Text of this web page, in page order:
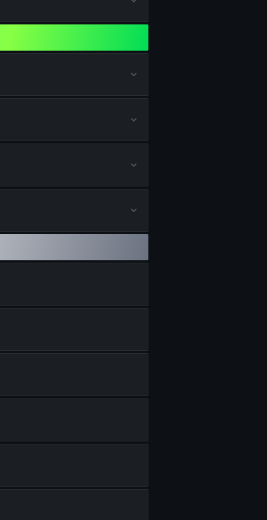
de M34 NOVALINE
de WARDEN 308
de JÄGER 45
de CODA 9
de VELOX 5.7
de FLATLINE MK.II
de KNIFE
de BALLISTIC KNIFE
de NX RAVAGER
de H311-SAW